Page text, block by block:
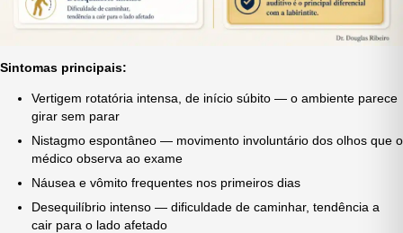
Sintomas principais:
Vertigem rotatória intensa, de início súbito — o ambiente parece
girar sem parar
Nistagmo espontâneo — movimento involuntário dos olhos que o
médico observa ao exame
Náusea e vômito frequentes nos primeiros dias
Desequilíbrio intenso — dificuldade de caminhar, tendência a
cair para o lado afetado